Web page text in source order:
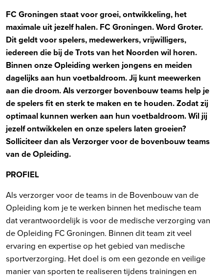
FC Groningen staat voor groei, ontwikkeling, het
maximale uit jezelf halen. FC Groningen. Word Groter.
Dit geldt voor spelers, medewerkers, vrijwilligers,
iedereen die bij de Trots van het Noorden wil horen.
Binnen onze Opleiding werken jongens en meiden
dagelijks aan hun voetbaldroom. Jij kunt meewerken
aan die droom. Als verzorger bovenbouw teams help je
de spelers fit en sterk te maken en te houden. Zodat zij
optimaal kunnen werken aan hun voetbaldroom. Wil jij
jezelf ontwikkelen en onze spelers laten groeien?
Solliciteer dan als Verzorger voor de bovenbouw teams
van de Opleiding.
PROFIEL
Als verzorger voor de teams in de Bovenbouw van de
Opleiding kom je te werken binnen het medische team
dat verantwoordelijk is voor de medische verzorging van
de Opleiding FC Groningen. Binnen dit team zit veel
ervaring en expertise op het gebied van medische
sportverzorging. Het doel is om een gezonde en veilige
manier van sporten te realiseren tijdens trainingen en